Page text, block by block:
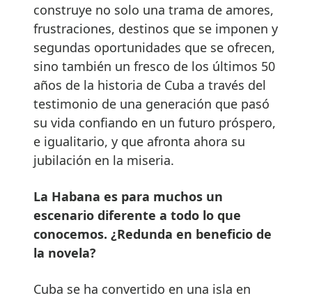
construye no solo una trama de amores,
frustraciones, destinos que se imponen y
segundas oportunidades que se ofrecen,
sino también un fresco de los últimos 50
años de la historia de Cuba a través del
testimonio de una generación que pasó
su vida confiando en un futuro próspero,
e igualitario, y que afronta ahora su
jubilación en la miseria.
La Habana es para muchos un
escenario diferente a todo lo que
conocemos. ¿Redunda en beneficio de
la novela?
Cuba se ha convertido en una isla en